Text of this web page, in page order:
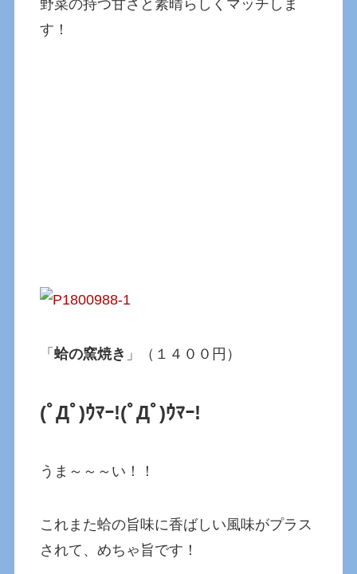
野菜の持つ甘さと素晴らしくマッチしま
す！
「蛤の窯焼き 」（１４００円）
(ﾟДﾟ)ｳﾏｰ!(ﾟДﾟ)ｳﾏｰ!
うま～～～い！！
これまた蛤の旨味に香ばしい風味がプラス
されて、めちゃ旨です！